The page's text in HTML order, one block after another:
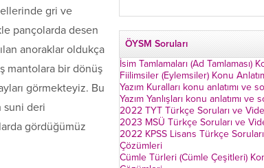
gri ve
pançolarda desen
anoraklar oldukça
mantolara bir dönüş
görmekteyiz. Bu
suni deri
gördüğümüz
ÖYSM Soruları
İsim Tamlamaları (Ad Tamlaması)
Fiilimsiler (Eylemsiler) Konu
Yazım Kuralları konu anlatımı ve
Yazım Yanlışları konu anlatımı
2022 TYT Türkçe Soruları ve
2023 MSÜ Türkçe Soruları ve
2022 KPSS Lisans Türkçe
Çözümleri
Cümle Türleri (Cümle Çeşitleri)